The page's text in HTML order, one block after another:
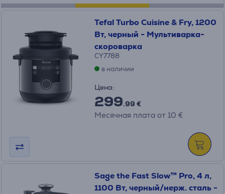
Tefal Turbo Cuisine & Fry, 1200
Вт, черный - Мультиварка-
скороварка
CY7788
в наличии
Цена:
299.99 €
Месячная плата от 10 €
Sage the Fast Slow™ Pro, 4 л,
1100 Вт, черный/нерж. сталь -